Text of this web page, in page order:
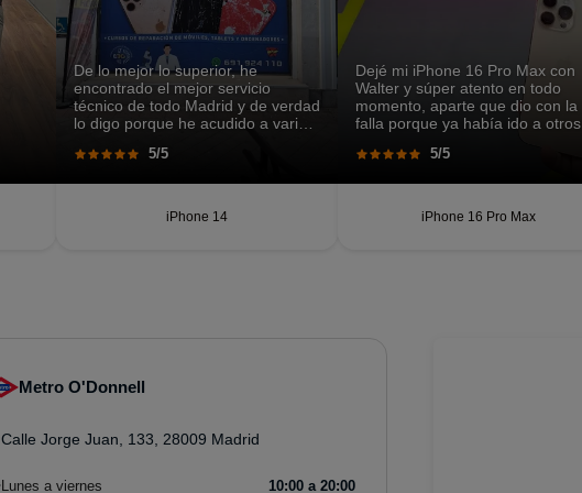
De lo mejor lo superior, he
encontrado el mejor servicio
técnico de todo Madrid y de verdad
lo digo porque he acudido a varios
solución a mi problema.
5/5
iPhone 14
Dejé mi iPhone 16 Pro Max con
Walter y súper atento en todo
momento, aparte que dio con la
falla porque ya había ido a otros
rápido, lo recomiendo.
5/5
iPhone 16 Pro Max
Metro O'Donnell
Calle Jorge Juan, 133, 28009 Madrid
Lunes a viernes 10:00 a 20:00